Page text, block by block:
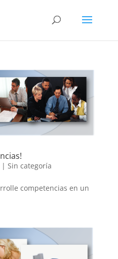
Sin categoría
competencias en un